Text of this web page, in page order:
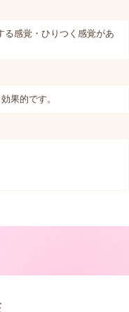
る感覚・ひりつく感覚があ
果的です。